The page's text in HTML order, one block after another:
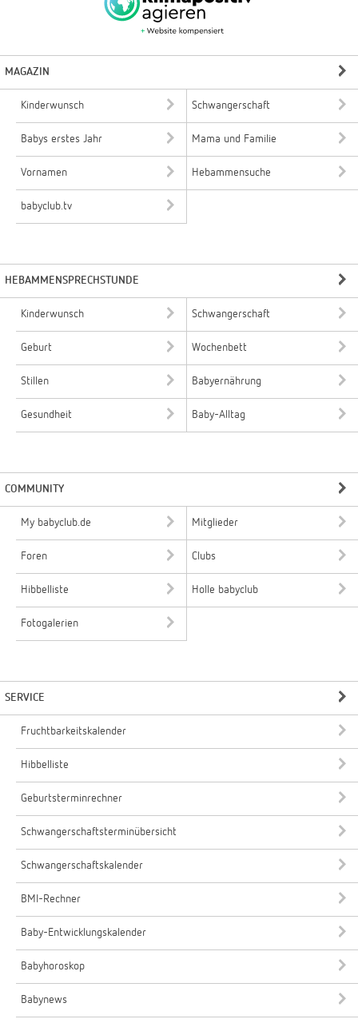
MAGAZIN
Kinderwunsch Schwangerschaft
Babys erstes Jahr Mama und Familie
Vornamen Hebammensuche
babyclub.tv
HEBAMMENSPRECHSTUNDE
Kinderwunsch Schwangerschaft
Geburt Wochenbett
Stillen Babyernährung
Gesundheit Baby-Alltag
COMMUNITY
My babyclub.de Mitglieder
Foren Clubs
Hibbelliste Holle babyclub
Fotogalerien
SERVICE
Fruchtbarkeitskalender
Hibbelliste
Geburtsterminrechner
Schwangerschaftsterminübersicht
Schwangerschaftskalender
BMI-Rechner
Baby-Entwicklungskalender
Babyhoroskop
Babynews